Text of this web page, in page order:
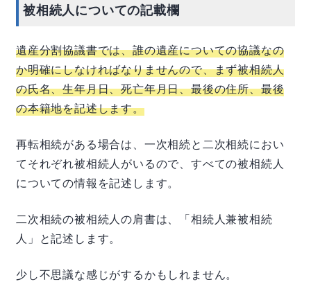
被相続人についての記載欄
遺産分割協議書では、誰の遺産についての協議なの
か明確にしなければなりませんので、まず被相続人
の氏名、生年月日、死亡年月日、最後の住所、最後
の本籍地を記述します。
再転相続がある場合は、一次相続と二次相続におい
てそれぞれ被相続人がいるので、すべての被相続人
についての情報を記述します。
二次相続の被相続人の肩書は、「相続人兼被相続
人」と記述します。
少し不思議な感じがするかもしれません。